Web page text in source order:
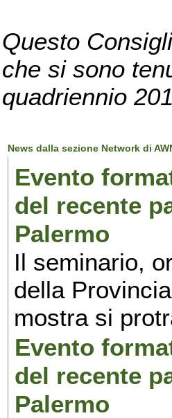
Questo
che si sono
quadriennio
News dalla sezione Network di
Evento
del recente
Palermo
Il seminario,
della
mostra si
Evento
del recente
Palermo